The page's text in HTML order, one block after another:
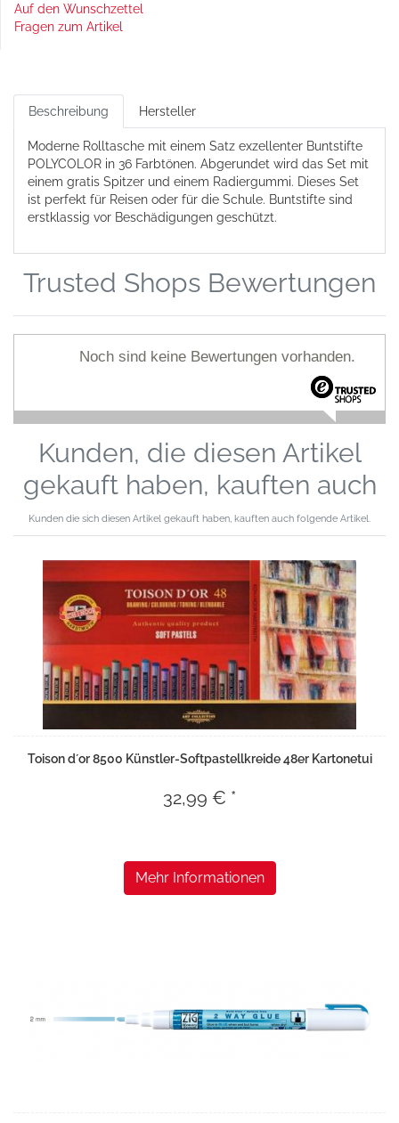
Auf den Wunschzettel
Fragen zum Artikel
Beschreibung Hersteller
Moderne Rolltasche mit einem Satz exzellenter Buntstifte
POLYCOLOR in 36 Farbtönen. Abgerundet wird das Set mit
einem gratis Spitzer und einem Radiergummi. Dieses Set
ist perfekt für Reisen oder für die Schule. Buntstifte sind
erstklassig vor Beschädigungen geschützt.
Trusted Shops Bewertungen
Noch sind keine Bewertungen vorhanden.
Kunden, die diesen Artikel
gekauft haben, kauften auch
Kunden die sich diesen Artikel gekauft haben, kauften auch folgende Artikel.
Toison d´or 8500 Künstler-Softpastellkreide 48er Kartonetui
32,99 € *
Mehr Informationen